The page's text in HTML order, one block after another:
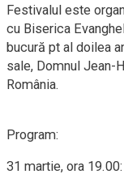
Festivalul este
cu Biserica
bucură pt al doilea
sale, Domnul Jean-
România.
Program:
31 martie, ora 19.00: